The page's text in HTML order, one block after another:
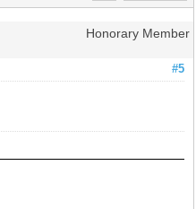
Honorary Member
#5